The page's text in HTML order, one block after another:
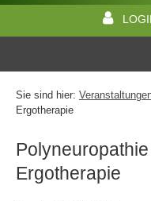
Sie sind hier:
Ergotherapie
Ergotherapie